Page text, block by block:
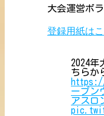
大会運営ボ
登録用紙は
2024年
ちらか
https://
ープン
アスロ